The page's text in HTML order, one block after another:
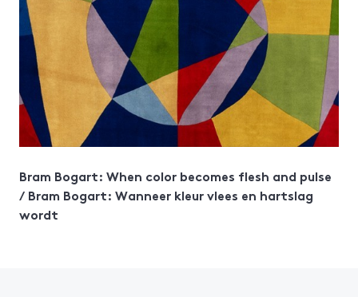
Bram Bogart: When color becomes flesh and pulse
/ Bram Bogart: Wanneer kleur vlees en hartslag
wordt